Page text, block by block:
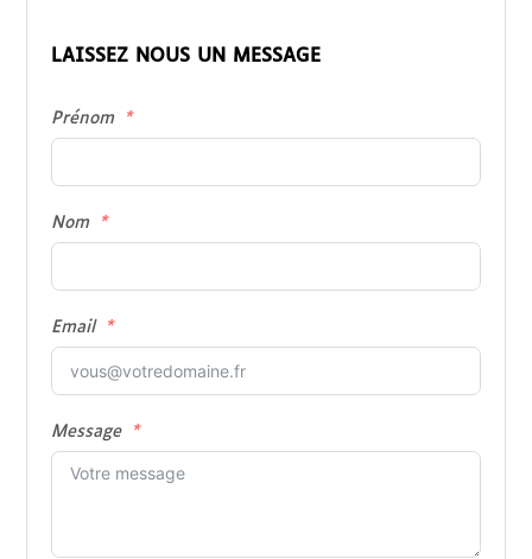
LAISSEZ NOUS UN MESSAGE
Prénom
Nom
Email
Message